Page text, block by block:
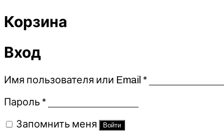
Корзина
Вход
Имя пользователя или Email *Обязательно
Пароль *Обязательно
Запомнить меня Войти